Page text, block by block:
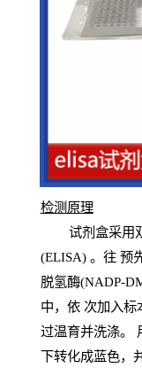
检测原理
试剂盒采用
(ELISA) 。往 预
脱氢酶(NADP-
中，依 次加入标
过温育并洗涤。
下转化成蓝色，